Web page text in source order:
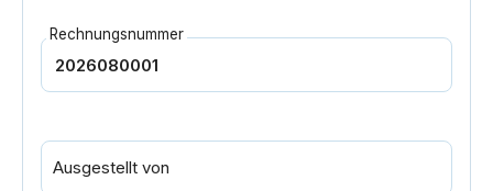
Rechnungsnummer
Ausgestellt von